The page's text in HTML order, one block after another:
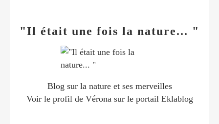
"Il était une fois la nature... "
Blog sur la nature et ses merveilles
Voir le profil de Véronasur le portail Eklablog